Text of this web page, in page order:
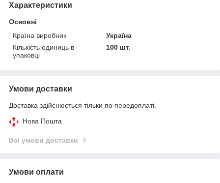
Характеристики
Основні
Країна виробник
Україна
Кількість одиниць в
упаковці
100 шт.
Умови доставки
Доставка здійснюється тільки по передоплаті.
Нова Пошта
Всі умови доставки
Умови оплати